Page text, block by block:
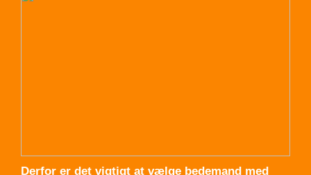
Derfor er det vigtigt at vælge bedemand med